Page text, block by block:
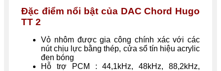
Đặc điểm nổi bật của DAC Chord Hugo
TT 2
Vỏ nhôm được gia công chính xác với các
nút chịu lực bằng thép, cửa sổ tín hiệu acrylic
đen bóng
Hỗ trợ PCM : 44,1kHz, 48kHz, 88,2kHz,